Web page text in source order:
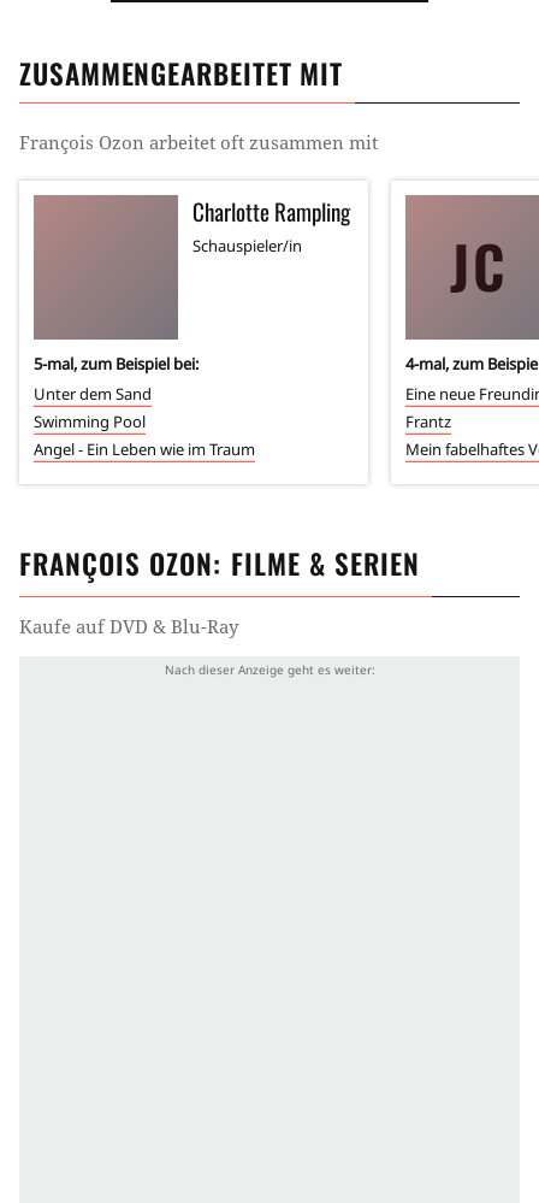
ZUSAMMENGEARBEITET MIT
François Ozon arbeitet oft zusammen mit
Charlotte Rampling
Schauspieler/in
5-mal, zum Beispiel bei:
Unter dem Sand
Swimming Pool
Angel - Ein Leben wie im Traum
JC
4-mal, zum
Eine neue
Frantz
Mein fabelhaftes
FRANÇOIS OZON: FILME & SERIEN
Kaufe auf DVD & Blu-Ray